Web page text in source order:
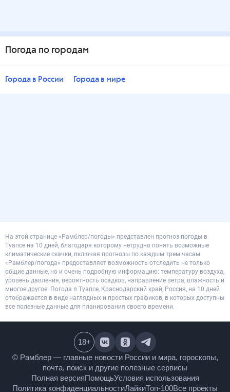
Погода по городам
Города в России Города в мире
На этой странице «Рамблер/погоды» представлен прогноз погоды в
Туапсе на 10 дней, благодаря которому нетрудно понять возможные
климатические скачки, включая прогнозы по каждым трем часам.
«Рамблер/погода» предоставляет возможность отследить не только
общие данные, но и очень подробную информацию: температуру воздуха,
уровень давления, вероятность осадков, направление ветра, влажность и
многое другое. Погода в Туапсе, Краснодарский край, Россия, на 10 дней
отображается в виде наглядных и простых графиков, в которых доступны
все полезные данные для планирования своего времени.
© Рамблер — главные новости России и мира,
гороскопы, почта, поиск и другие полезные сервисы
Полная версияПомощьУсловия использования
Политика конфиденциальностиЛайкиТоп-100
18+